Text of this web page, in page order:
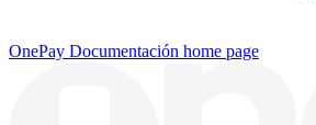
OnePay Documentación home page